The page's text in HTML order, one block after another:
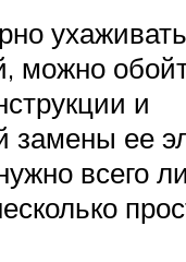
можно
и
замены ее
всего